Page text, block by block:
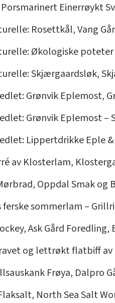
Einerrøykt
Rosettkål, Vang
Økologiske
Skjærgaardsløk,
Grønvik Eplemost,
Grønvik Eplemost –
Lippertdrikke Eple
av Klosterlam,
Oppdal Smak og
sommerlam –
Ask Gård Foredling,
og lettrøkt flatbiff av
Frøya, Dalpro
North Sea Salt